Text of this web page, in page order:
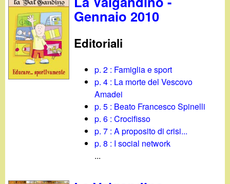
Gennaio 2010
Editoriali
p. 2 : Famiglia e sport
p. 4 : La morte del Vescovo
Amadei
p. 5 : Beato Francesco Spinelli
p. 6 : Crocifisso
p. 7 : A proposito di crisi...
p. 8 : I social network
...